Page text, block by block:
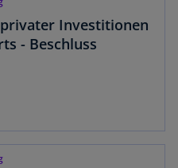
Investitionen
- Beschluss